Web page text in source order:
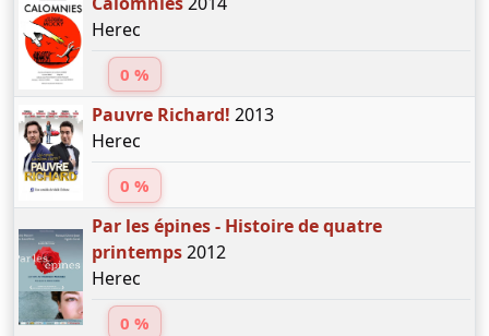
Herec
0 %
Pauvre Richard! 2013
Herec
0 %
Par les épines - Histoire de quatre
printemps2012
Herec
0 %